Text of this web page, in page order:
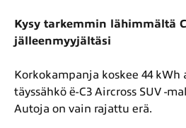
Kysy tarkemmin lähimmältä
jälleenmyyjältäsi
Korkokampanja koskee 44
täyssähkö ë-C3 Aircross SUV -
Autoja on vain rajattu erä.